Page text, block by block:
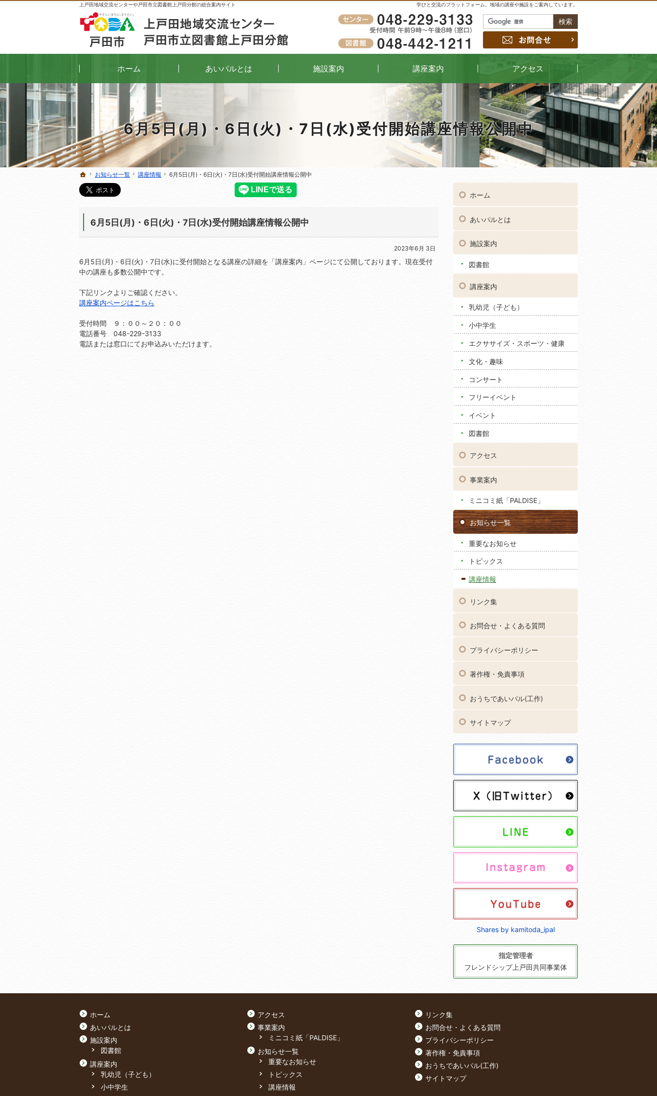
6月5日(月)・6日(火)・7日(水)受付開始講座情報公開中
学びと交流のプラットフォーム。地域の講座や施設をご案内しています。
上戸田地域交流センターや戸田市立図書館上戸田分館の総合案内サイト
ホーム
お知らせ一覧 講座情報 6月5日(月)・6日(火)・7日(水)受付開始講座情報公開中
6月5日(月)・6日(火)・7日(水)受付開始講座情報公開中
2023年6月 3日
6月5日(月)・6日(火)・7日(水)に受付開始となる講座の詳細を「講座案内」ページにて公開しております。現在受付
中の講座も多数公開中です。
下記リンクよりご確認ください。
講座案内ページはこちら
受付時間 ９：００～２０：００
電話番号 048-229-3133
電話または窓口にてお申込みいただけます。
ホーム
あいパルとは
施設案内
図書館
講座案内
乳幼児（子ども）
小中学生
エクササイズ・スポーツ・健康
文化・趣味
コンサート
フリーイベント
イベント
図書館
アクセス
事業案内
ミニコミ紙「PALDISE」
お知らせ一覧
重要なお知らせ
トピックス
講座情報
リンク集
お問合せ・よくある質問
プライバシーポリシー
著作権・免責事項
おうちであいパル(工作)
サイトマップ
Shares by kamitoda_ipal
指定管理者
フレンドシップ上戸田共同事業体
ホーム
お知らせ一覧 講座情報 6月5日(月)・6日(火)・7日(水)受付開始講座情報公開中
048-229-3133
受付時間
午前9時～午後8時（窓口）
048-442-1211
ホーム あいパルとは 施設案内 講座案内 アクセス
ホーム
あいパルとは
施設案内
図書館
講座案内
乳幼児（子ども）
小中学生
アクセス
事業案内
ミニコミ紙「PALDISE」
お知らせ一覧
重要なお知らせ
トピックス
講座情報
リンク集
お問合せ・よくある質問
プライバシーポリシー
著作権・免責事項
おうちであいパル(工作)
サイトマップ